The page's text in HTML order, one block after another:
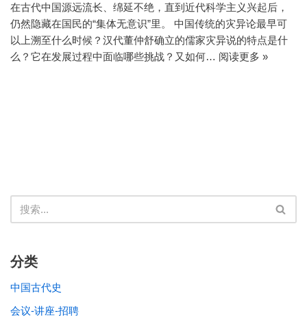
在古代中国源远流长、绵延不绝，直到近代科学主义兴起后，
仍然隐藏在国民的“集体无意识”里。 中国传统的灾异论最早可
以上溯至什么时候？汉代董仲舒确立的儒家灾异说的特点是什
么？它在发展过程中面临哪些挑战？又如何… 阅读更多 »
分类
中国古代史
会议-讲座-招聘